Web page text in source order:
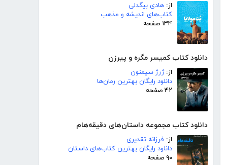
از: هادی بیگدلی
کتاب‌های اندیشه و مذهب
۱۳۴ صفحه
دانلود کتاب کمیسر مگره و پیرزن
از:ژرژ سیمنون
دانلود رایگان بهترین رمان‌ها
۴۲ صفحه
دانلود کتاب مجموعه داستان‌های دقیقه‌هام
از: فرزانه تقدیری
دانلود رایگان بهترین کتاب‌های داستان
۹۰ صفحه